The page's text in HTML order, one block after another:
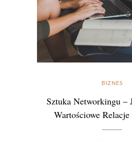
BIZNES
Sztuka Networkingu –
Wartościowe